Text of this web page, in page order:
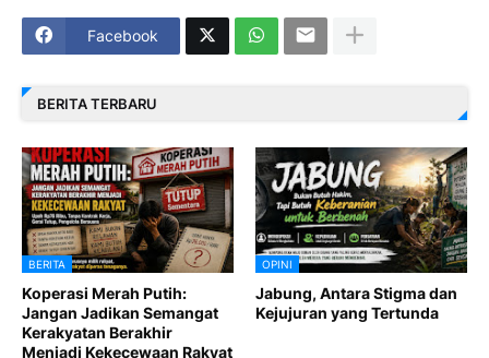
Facebook
BERITA TERBARU
BERITA
Koperasi Merah Putih:
Jangan Jadikan Semangat
Kerakyatan Berakhir
Menjadi Kekecewaan Rakyat
OPINI
Jabung, Antara Stigma dan
Kejujuran yang Tertunda